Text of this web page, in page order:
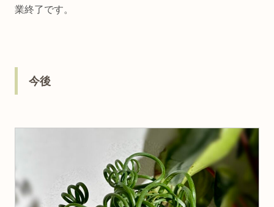
業終了です。
今後